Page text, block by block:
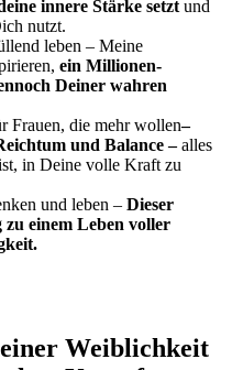
innere Stärke setzt und
nutzt.
leben – Meine
ein Millionen-
Deiner wahren
Frauen, die mehr wollen–
und Balance –alles
in Deine volle Kraft zu
und leben – Dieser
zu einem Leben voller
Weiblichkeit